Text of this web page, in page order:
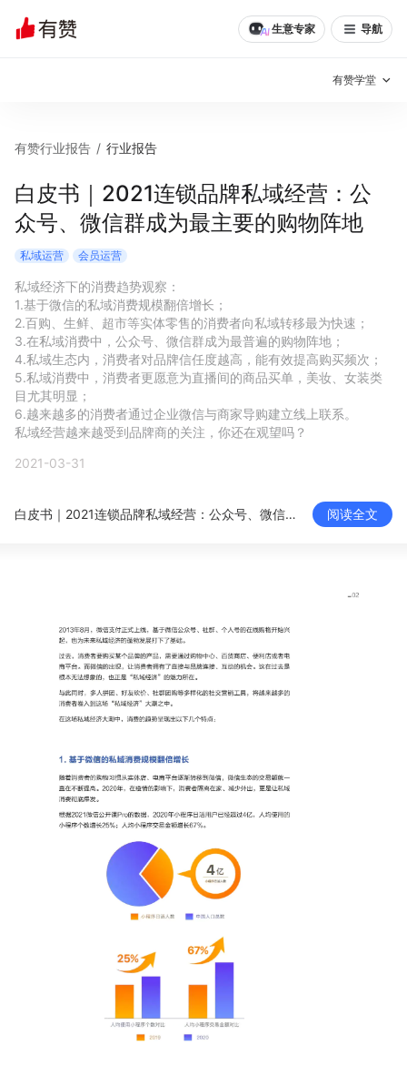
生意专家 导航
有赞学堂
有赞说增长
私域日历 增长方法
有赞说案例拆解 有赞专家说
有赞成功案例
面对面聊增长
有赞春季发布会 实干家直播间
新零售大会 新零售茶会
新零售私享会 门店经营增长公开课
AllValue
增长产品指南
行业洞察
品牌消费观
新零售资讯
私域课程 新零售内参
有赞商盟
社群交流
认证代理商
有赞行业报告 / 行业报告
白皮书｜2021连锁品牌私域经营：公
众号、微信群成为最主要的购物阵地
私域运营 会员运营
私域经济下的消费趋势观察：
1.基于微信的私域消费规模翻倍增长；
2.百购、生鲜、超市等实体零售的消费者向私域转移最为快速；
3.在私域消费中，公众号、微信群成为最普遍的购物阵地；
4.私域生态内，消费者对品牌信任度越高，能有效提高购买频次；
5.私域消费中，消费者更愿意为直播间的商品买单，美妆、女装类
目尤其明显；
6.越来越多的消费者通过企业微信与商家导购建立线上联系。
私域经营越来越受到品牌商的关注，你还在观望吗？
2021-03-31
白皮书｜2021连锁品牌私域经营：公众号、微信群成为最主要的购物阵地 阅读全文